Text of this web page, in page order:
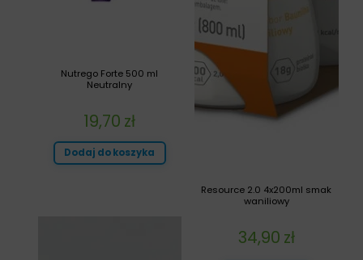
Resource 2.0 4x200ml smak
waniliowy
34,90 zł
Nutrego Forte 500 ml
Neutralny
19,70 zł
Dodaj do koszyka